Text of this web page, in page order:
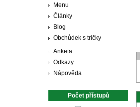
Menu
Články
Blog
Obchůdek s tričky
Anketa
Odkazy
Nápověda
Počet přístupů